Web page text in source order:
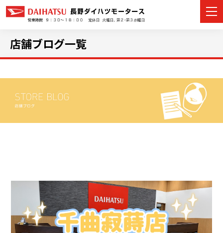
カーラインナップ
展示車・試乗車
店舗情報
アフターサポート
会社情報
店舗ブログ一覧